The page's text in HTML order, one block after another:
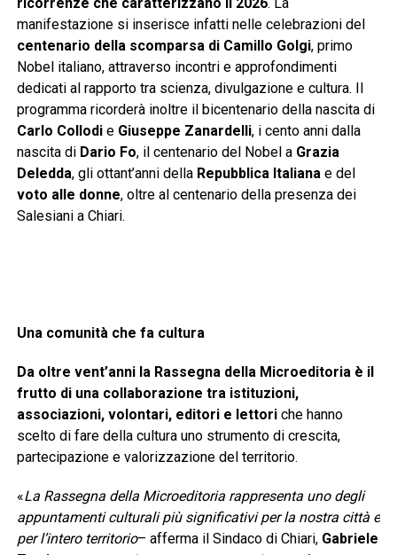
ricorrenze che caratterizzano il 2026. La
manifestazione si inserisce infatti nelle celebrazioni del
centenario della scomparsa di Camillo Golgi, primo
Nobel italiano, attraverso incontri e approfondimenti
dedicati al rapporto tra scienza, divulgazione e cultura. Il
programma ricorderà inoltre il bicentenario della nascita di
Carlo Collodie Giuseppe Zanardelli, i cento anni dalla
nascita di Dario Fo, il centenario del Nobel a Grazia
Deledda, gli ottant’anni della Repubblica Italianae del
voto alle donne, oltre al centenario della presenza dei
Salesiani a Chiari.
Una comunità che fa cultura
Da oltre vent’anni la Rassegna della Microeditoria è il
frutto di una collaborazione tra istituzioni,
associazioni, volontari, editori e lettoriche hanno
scelto di fare della cultura uno strumento di crescita,
partecipazione e valorizzazione del territorio.
«La Rassegna della Microeditoria rappresenta uno degli
appuntamenti culturali più significativi per la nostra città e
per l’intero territorio– afferma il Sindaco di Chiari, Gabriele